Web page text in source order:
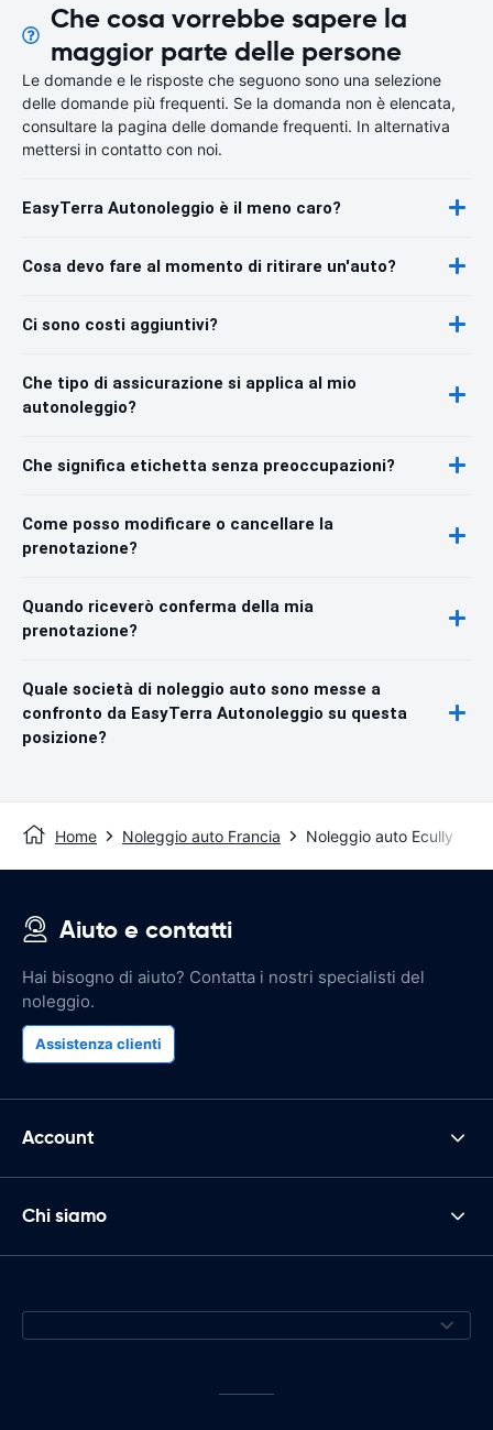
Che cosa vorrebbe sapere la
maggior parte delle persone
Le domande e le risposte che seguono sono una selezione
delle domande più frequenti. Se la domanda non è elencata,
consultare la pagina delle domande frequenti. In alternativa
mettersi in contatto con noi.
EasyTerra Autonoleggio è il meno caro?
Cosa devo fare al momento di ritirare un'auto?
Ci sono costi aggiuntivi?
Che tipo di assicurazione si applica al mio
autonoleggio?
Che significa etichetta senza preoccupazioni?
Come posso modificare o cancellare la
prenotazione?
Quando riceverò conferma della mia
prenotazione?
Quale società di noleggio auto sono messe a
confronto da EasyTerra Autonoleggio su questa
posizione?
Home Noleggio auto Francia Noleggio auto Ecully
Aiuto e contatti
Hai bisogno di aiuto? Contatta i nostri specialisti del
noleggio.
Assistenza clienti
Account
Chi siamo